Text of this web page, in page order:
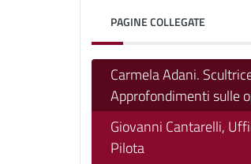
PAGINE COLLEGATE
Carmela Adani.
Approfondimenti sulle
Giovanni Cantarelli,
Pilota